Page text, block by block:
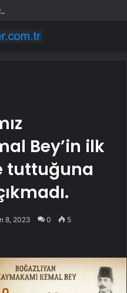
Bey’in ilk
tuttuğuna
8, 2023 0 5